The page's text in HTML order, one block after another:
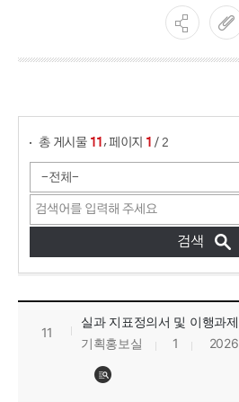
총 게시물 11 , 페이지 1 / 2
성과평가 목록으로 번호, 제목, 작성자, 조회수, 등록일, 첨부파일로 정보를 제공하고 있습니다.
11
실과 지표정의서 및 이행과
기획홍보실
1